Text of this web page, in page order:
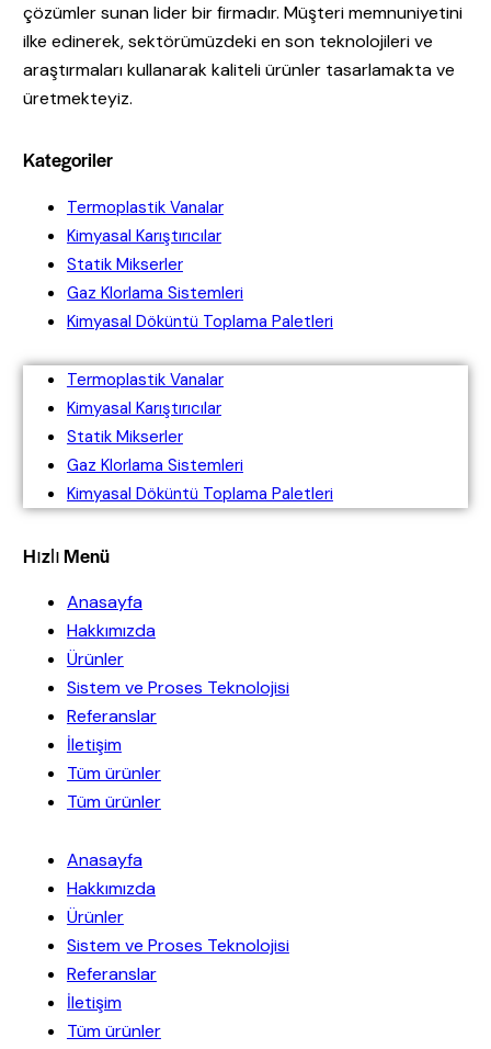
çözümler sunan lider bir firmadır. Müşteri memnuniyetini
ilke edinerek, sektörümüzdeki en son teknolojileri ve
araştırmaları kullanarak kaliteli ürünler tasarlamakta ve
üretmekteyiz.
Kategoriler
Termoplastik Vanalar
Kimyasal Karıştırıcılar
Statik Mikserler
Gaz Klorlama Sistemleri
Kimyasal Döküntü Toplama Paletleri
Termoplastik Vanalar
Kimyasal Karıştırıcılar
Statik Mikserler
Gaz Klorlama Sistemleri
Kimyasal Döküntü Toplama Paletleri
Hızlı Menü
Anasayfa
Hakkımızda
Ürünler
Sistem ve Proses Teknolojisi
Referanslar
İletişim
Tüm ürünler
Tüm ürünler
Anasayfa
Hakkımızda
Ürünler
Sistem ve Proses Teknolojisi
Referanslar
İletişim
Tüm ürünler